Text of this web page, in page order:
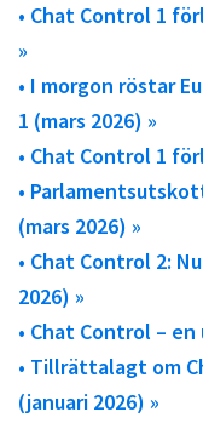
• Chat Control 1
»
• I morgon röstar
1 (mars 2026) »
• Chat Control 1
•
(mars 2026) »
• Chat Control 2:
2026) »
• Chat Control –
• Tillrättalagt om
(januari 2026) »